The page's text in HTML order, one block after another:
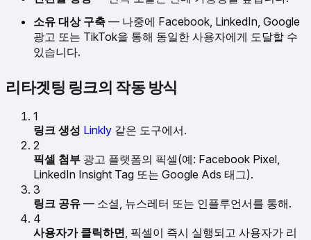
소유 대상 구축 — 나중에 Facebook, LinkedIn, Google
광고 또는 TikTok을 통해 동일한 사용자에게 도달할 수
있습니다.
리타겟팅 링크의 작동 방식
1
링크 생성 Linkly 같은 도구에서.
2
픽셀 첨부 광고 플랫폼의 픽셀(예: Facebook Pixel,
LinkedIn Insight Tag 또는 Google Ads 태그).
3
링크 공유 — 소셜, 뉴스레터 또는 인플루언서를 통해.
4
사용자가 클릭하면, 픽셀이 즉시 실행되고 사용자가 리